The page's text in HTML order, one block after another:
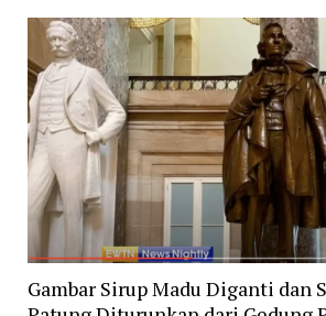
Gambar Sirup Madu Diganti dan